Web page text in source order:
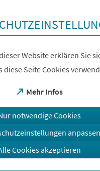
Website erklären Sie
diese Seite Cookies
Mehr Infos
(Öffnet
einem
Tab)
notwendige Cookies
anpassen
Cookies akzeptieren